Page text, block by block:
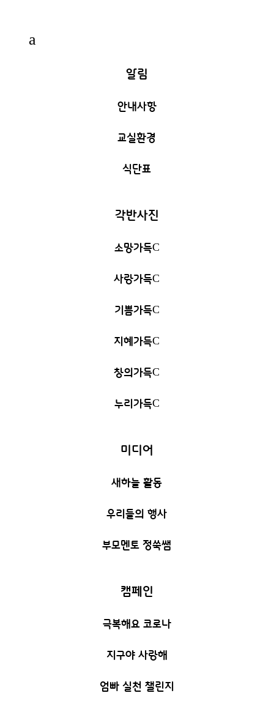
a
알림
안내사항
교실환경
식단표
각반사진
소망가득C
사랑가득C
기쁨가득C
지혜가득C
창의가득C
누리가득C
미디어
새하늘 활동
우리들의 행사
부모멘토 정쑥쌤
캠페인
극복해요 코로나
지구야 사랑해
엄빠 실천 챌린지